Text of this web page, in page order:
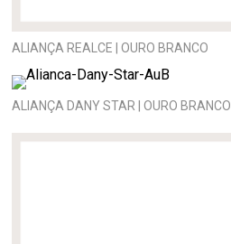
ALIANÇA REALCE | OURO BRANCO
ALIANÇA DANY STAR | OURO BRANCO